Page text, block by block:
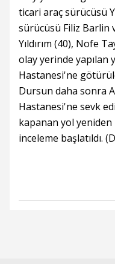
ticari araç sürücüsü
sürücüsü Filiz Barlin
Yıldırım (40), Nofe
olay yerinde yapılan
Hastanesi'ne
Dursun daha sonra
Hastanesi'ne sevk
kapanan yol yeniden
inceleme başlatıldı.